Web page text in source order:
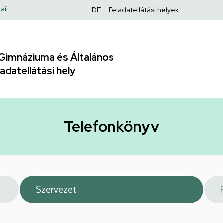
Felső
DE Feladatellátási helyek
és Általános
hely
Telefonkönyv